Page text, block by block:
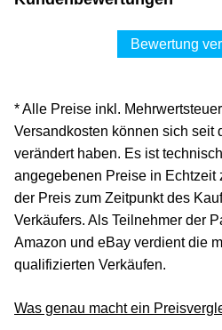
Bewertung
* Alle Preise inkl.
Versandkosten können sich seit
verändert haben. Es ist
angegebenen Preise in Echtzeit
der Preis zum Zeitpunkt des
Verkäufers. Als Teilnehmer der
Amazon und eBay verdient die
qualifizierten Verkäufen.
Was genau macht ein